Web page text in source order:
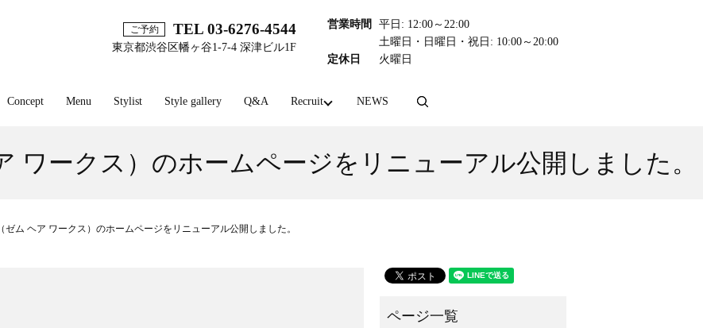
ご予約 TEL 03-6276-4544
東京都渋谷区幡ヶ谷1-7-4 深津ビル1F
営業時間
平日: 12:00～22:00
土曜日・日曜日・祝日: 10:00～20:00
定休日
火曜日
Concept Menu Stylist Style gallery Q&A Recruit NEWS
ワークス）のホームページをリニューアル公開しました。
ゼム ヘア ワークス）のホームページをリニューアル公開しました。